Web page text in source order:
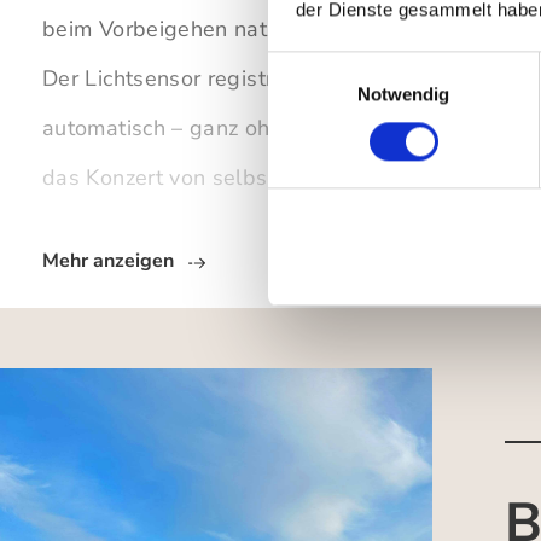
der Dienste gesammelt
Notwendig
beim Vorbeigehen natürliches
Der Lichtsensor registriert Bewegung im Raum
automatisch – ganz ohne Knopfdruck. Nach rund
das Konzert von selbst, bis eine neue Bewegung
Mehr anzeigen